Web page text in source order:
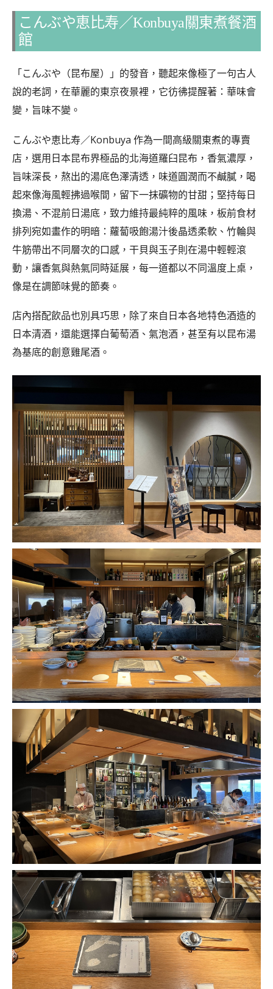
こんぶや恵比寿／Konbuya關東煮餐酒
館
「こんぶや（昆布屋）」的發音，聽起來像極了一句古人
說的老詞，在華麗的東京夜景裡，它彷彿提醒著：華味會
變，旨味不變。
こんぶや恵比寿／Konbuya 作為一間高級關東煮的專賣
店，選用日本昆布界極品的北海道羅臼昆布，香氣濃厚，
旨味深長，熬出的湯底色澤清透，味道圓潤而不鹹膩，喝
起來像海風輕拂過喉間，留下一抹礦物的甘甜；堅持每日
換湯、不混前日湯底，致力維持最純粹的風味，板前食材
排列宛如畫作的明暗：蘿蔔吸飽湯汁後晶透柔軟、竹輪與
牛筋帶出不同層次的口感，干貝與玉子則在湯中輕輕滾
動，讓香氣與熱氣同時延展，每一道都以不同溫度上桌，
像是在調節味覺的節奏。
店內搭配飲品也別具巧思，除了來自日本各地特色酒造的
日本清酒，還能選擇白葡萄酒、氣泡酒，甚至有以昆布湯
為基底的創意雞尾酒。